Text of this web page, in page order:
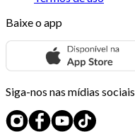
Baixe o app
Siga-nos nas mídias sociais